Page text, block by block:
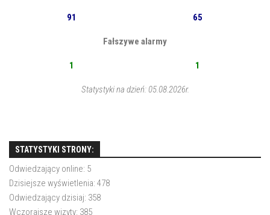
91 65
Fałszywe alarmy
1 1
Statystyki na dzień: 05.08.2026r.
STATYSTYKI STRONY:
Odwiedzający online: 5
Dzisiejsze wyświetlenia: 478
Odwiedzający dzisiaj: 358
Wczorajsze wizyty: 385